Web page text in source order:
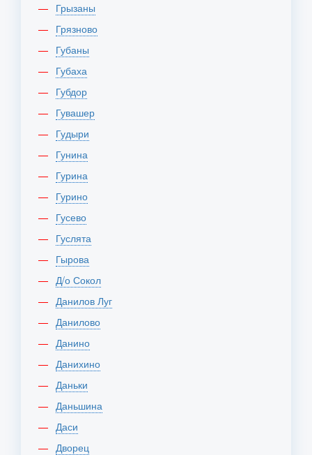
Грызаны
Грязново
Губаны
Губаха
Губдор
Гувашер
Гудыри
Гунина
Гурина
Гурино
Гусево
Гуслята
Гырова
Д/о Сокол
Данилов Луг
Данилово
Данино
Данихино
Даньки
Даньшина
Даси
Дворец